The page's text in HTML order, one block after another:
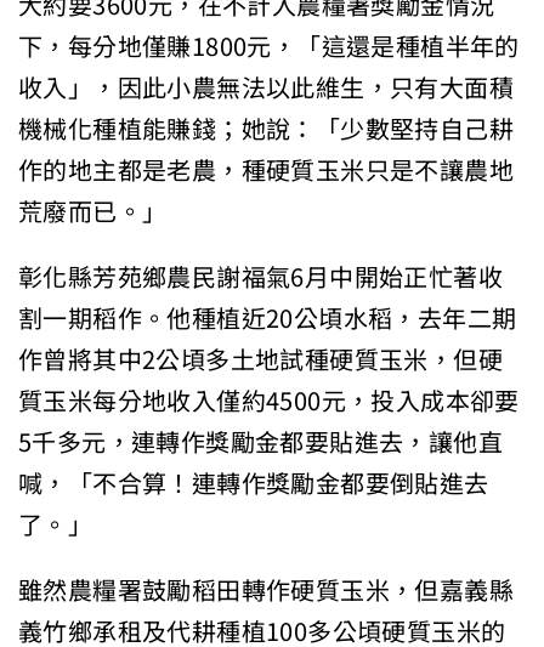
下，每分地僅賺1800元，「這還是種植半年的
收入」，因此小農無法以此維生，只有大面積
機械化種植能賺錢；她說：「少數堅持自己耕
作的地主都是老農，種硬質玉米只是不讓農地
荒廢而已。」
彰化縣芳苑鄉農民謝福氣6月中開始正忙著收
割一期稻作。他種植近20公頃水稻，去年二期
作曾將其中2公頃多土地試種硬質玉米，但硬
質玉米每分地收入僅約4500元，投入成本卻要
5千多元，連轉作獎勵金都要貼進去，讓他直
喊，「不合算！連轉作獎勵金都要倒貼進去
了。」
雖然農糧署鼓勵稻田轉作硬質玉米，但嘉義縣
義竹鄉承租及代耕種植100多公頃硬質玉米的